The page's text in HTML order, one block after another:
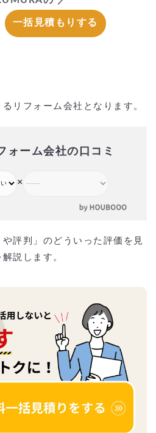
一括見積もりする
リフォーム会社となります。
ォーム会社の口コミ
×
評判」のどういった評価を見
説します。